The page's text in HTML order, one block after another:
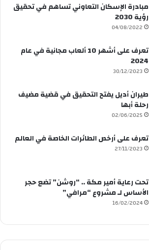
مبادرة الإسكان التعاوني تساهم في تحقيق
رؤية 2030
04/08/2022
تعرف على أشهر 10 ألعاب مجانية في عام
2024
30/12/2023
طيران أديل يفتح التحقيق في قضية مضيف
رحلة أبها
02/06/2025
تعرف على أرخص الطائرات الخاصة في العالم
27/11/2023
تحت رعاية أمير مكة .. “روشن” تضع حجر
الأساس لـ مشروع “مرافي”
16/02/2024